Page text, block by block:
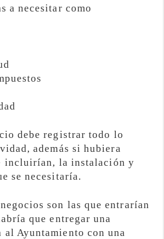
a necesitar como
debe registrar todo lo
además si hubiera
incluirían, la instalación y
se necesitaría.
son las que entrarían
que entregar una
Ayuntamiento con una